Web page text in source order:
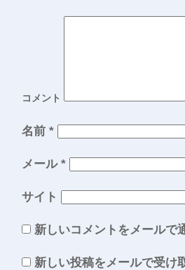
コメント
名前 *
メール *
サイト
新しいコメントをメールで
新しい投稿をメールで受け